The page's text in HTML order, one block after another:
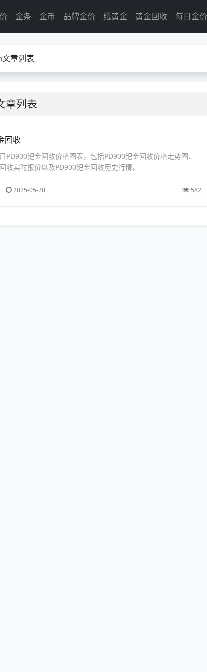
金条 金币 品牌金价 纸黄金 黄金回收 每日金价
章列表
章列表
回收
PD900钯金回收价格图表，包括PD900钯金回收价格走势图、
收实时报价以及PD900钯金回收历史行情。
2025-05-20 582